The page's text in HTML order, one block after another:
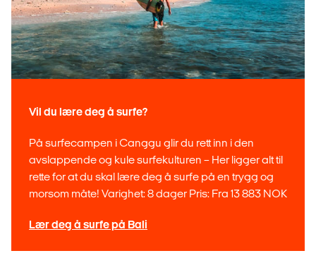
Vil du lære deg å surfe?
På surfecampen i Canggu glir du rett inn i den
avslappende og kule surfekulturen – Her ligger alt til
rette for at du skal lære deg å surfe på en trygg og
morsom måte! Varighet: 8 dager Pris: Fra 13 883 NOK
Lær deg å surfe på Bali